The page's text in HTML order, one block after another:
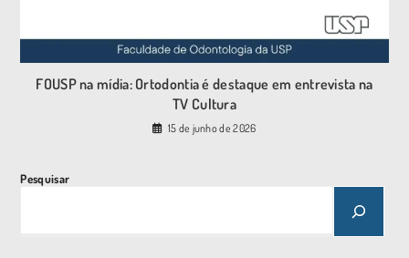
FOUSP na mídia: Ortodontia é destaque em entrevista na
TV Cultura
15 de junho de 2026
Pesquisar